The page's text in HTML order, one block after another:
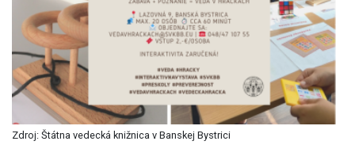
Zdroj: Štátna vedecká knižnica v Banskej Bystrici